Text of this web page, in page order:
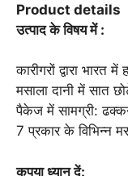
Product details
उत्पाद के विषय में :
कारीगरों द्वारा भारत में
मसाला दानी में सात
पैकेज में सामग्री:
7 प्रकार के विभिन्न
कृपया ध्यान दें: